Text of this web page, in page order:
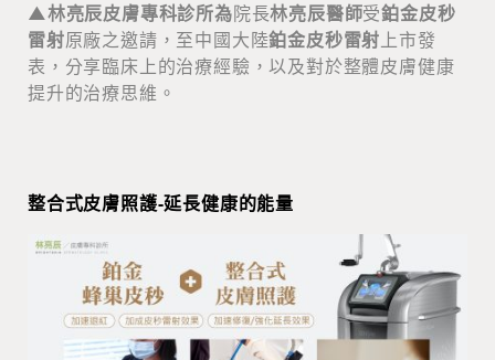
▲林亮辰皮膚專科診所為院長林亮辰醫師受鉑金皮秒
雷射原廠之邀請，至中國大陸鉑金皮秒雷射上市發
表，分享臨床上的治療經驗，以及對於整體皮膚健康
提升的治療思維。
整合式皮膚照護-延長健康的能量